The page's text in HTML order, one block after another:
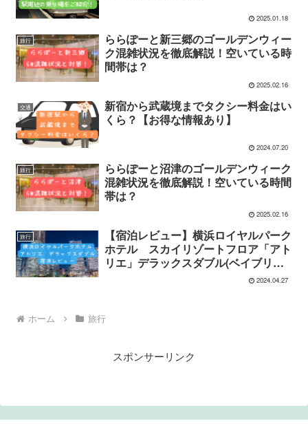
2025.01.18
旅行
ららぽーと新三郷のゴールデンウィー
ク混雑状況を徹底解説！空いている時
間帯は？
2025.02.16
交通
新宿から武蔵境までタクシー料金はい
くら？【お得な情報あり】
2024.07.20
旅行
ららぽーと沼津のゴールデンウィーク
混雑状況を徹底解説！空いている時間
帯は？
2025.02.16
旅行
【宿泊レビュー】横浜ロイヤルパーク
ホテル スカイリゾートフロア「アト
リエ」デラックスダブル(ベイブリッ
2024.04.27
ホーム 旅行
スポンサーリンク